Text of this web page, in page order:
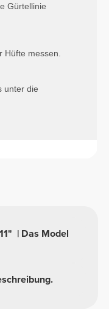
Gürtellinie
Hüfte messen.
unter die
| Das Model